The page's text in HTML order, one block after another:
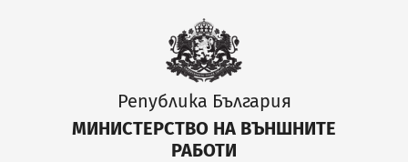
Република България
МИНИСТЕРСТВО НА ВЪНШНИТЕ
РАБОТИ